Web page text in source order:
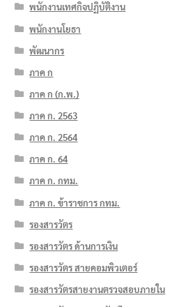
พนักงานเทศกิจปฏิบัติงาน
พนักงานโยธา
พัฒนากร
ภาค ก
ภาค ก (ก.พ.)
ภาค ก. 2563
ภาค ก. 2564
ภาค ก. 64
ภาค ก. กทม.
ภาค ก. ข้าราชการ กทม.
รองสารวัตร
รองสารวัตร ด้านการเงิน
รองสารวัตร สายคอมพิวเตอร์
รองสารวัตรสายงานตรวจสอบภายใน